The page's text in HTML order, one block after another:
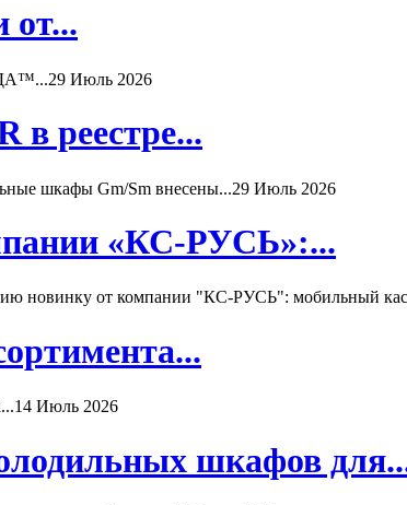
от...
29 Июль 2026
реестре...
шкафы Gm/Sm внесены...29 Июль 2026
«КС-РУСЬ»:...
новинку от компании "КС-РУСЬ": мобильный
14 Июль 2026
шкафов